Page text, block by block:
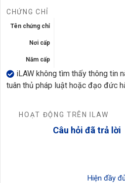
CHỨNG CHỈ
Tên chứng chỉ
Nơi cấp
Năm cấp
iLAW không tìm thấy thông tin
tuân thủ pháp luật hoặc đạo đức
HOẠT ĐỘNG TRÊN ILAW
Câu hỏi đã trả lời
Hiện đầy